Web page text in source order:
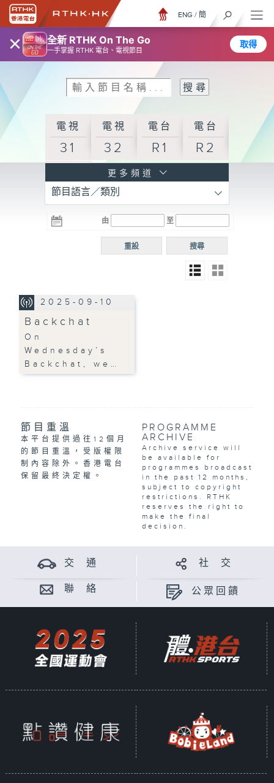
× 全新 RTHK On The Go
一手掌握 RTHK 電台、電視節目
取得
ENG / 簡
電視
31
電視
32
電台
R1
電台
R2
R3
電台 電台
R5
電台
普通
更多頻道
節目語言／類別
由 至
搜尋
重設
2025-09-10
Backchat
On
Wednesday’s
Backchat, we…
節目重溫
本平台提供過往12個月
的節目重溫，受版權限
制內容除外。香港電台
保留最終決定權。
PROGRAMME
ARCHIVE
Archive service will
be available for
programmes broadcast
in the past 12 months,
subject to copyright
restrictions. RTHK
reserves the right to
make the final
decision.
交 通 社 交
聯 絡 公眾回饋